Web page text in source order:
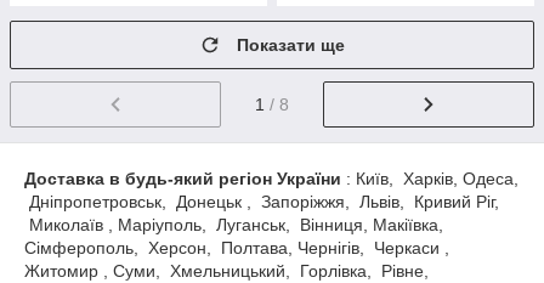
Показати ще
1 / 8
Доставка в будь-який регіон України : Київ, Харків, Одеса,
Дніпропетровськ, Донецьк , Запоріжжя, Львів, Кривий Ріг,
Миколаїв , Маріуполь, Луганськ, Вінниця, Макіївка,
Сімферополь, Херсон, Полтава, Чернігів, Черкаси ,
Житомир , Суми, Хмельницький, Горлівка, Рівне,